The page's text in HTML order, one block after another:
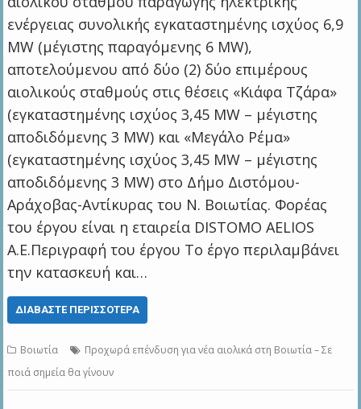
ενέργειας συνολικής εγκαταστημένης ισχύος 6,9
MW (μέγιστης παραγόμενης 6 MW),
αποτελούμενου από δύο (2) δύο επιμέρους
αιολικούς σταθμούς στις θέσεις «Κιάφα Τζάρα»
(εγκαταστημένης ισχύος 3,45 MW – μέγιστης
αποδιδόμενης 3 MW) και «Μεγάλο Ρέμα»
(εγκαταστημένης ισχύος 3,45 MW – μέγιστης
αποδιδόμενης 3 MW) στο Δήμο Διστόμου-
Αράχοβας-Αντίκυρας του Ν. Βοιωτίας. Φορέας
του έργου είναι η εταιρεία DISTOMO AELIOS
A.E.Περιγραφή του έργου Το έργο περιλαμβάνει
την κατασκευή και…
ΔΙΑΒΆΣΤΕ ΠΕΡΙΣΣΌΤΕΡΑ
Βοιωτία
Προχωρά επένδυση για νέα αιολικά στη Βοιωτία – Σε
ποιά σημεία θα γίνουν